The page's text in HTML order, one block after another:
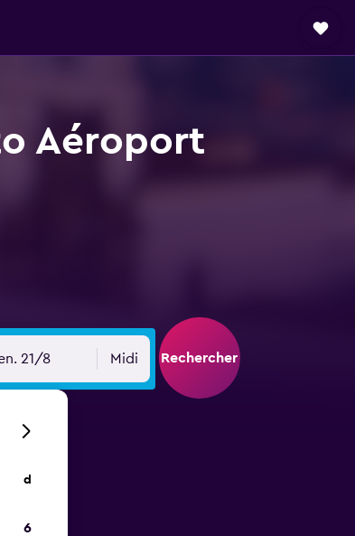
Aéroport
21/8 Midi Rechercher
d
6